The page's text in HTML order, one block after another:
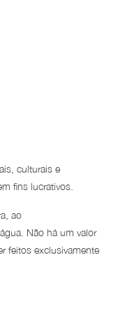
culturais e
fins lucrativos.
ao
Não há um valor
feitos exclusivamente